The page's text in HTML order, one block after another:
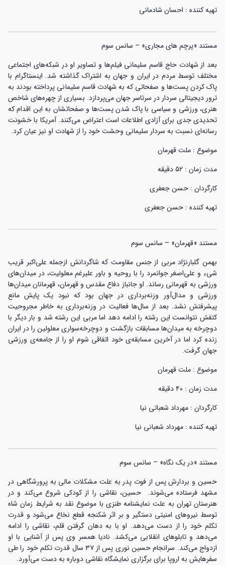
تهیه کننده : احسان شادمانی
مستند «پرچم های مجاری» – سانس سوم
بعد از شهادت حاج قاسم سلیمانی فیلم‌ها و تصاویر او در شبکه‌های اجتماعی
مختلف توسط مردم در ایران و جهان به اشتراک گذاشته شد. اینستاگرام با
پاک کردن پست‌ها و صفحاتی که به شهادت قاسم سلیمانی پرداخته بودند به
ترور دیجیتالی سردار در سرتاسر جهان می‌پردازد. بسیاری از چهره‌های شاخص
هنری، ورزشی و سیاسی با پاک شدن پست‌ها و صفحاتشان به این اقدام که
تحدیدی جدی برای آزادی اطلاعات است اعتراض می‌کنند. آمریکا با خشونت
رسانه‌ای نسبت به سردار سلیمانی وحشت خود را از شهادت او نیز عیان کرد.
موضوع : ملت قهرمان
مدت زمان : ۵۲ دقیقه
کارگردان : حسن جعفری
تهیه کننده : حسن جعفری
مستند «قهرمان» – سانس سوم
بهمن گلبارنژاد مربی از جنس مقاومت که شاگردانش ازجمله علی‌اکبر قریب
شیء و علی‌اصغر جوانمرد را با روحیه و باور علیرغم معلولیت، در میدان‌های
ورزشی به قهرمانی رساند. او جانباز دفاع مقدس و قهرمان، قهرمانان میدان‌ها
ورزشی و مدال‌آور وزنه‌برداری در جهان بود که نبود یک پایش مانع
پیشرفتش نشد. بعد از سال‌ها فعالیت در وزنه‌برداری به خاطر مجروحیت
کتفش نتوانست این رشته را ادامه دهد اما مربی این رشته شد و بار دیگر با
دوچرخه به میدان‌ها مسابقات بازگشت و دوچرخه‌سواری معلولین را در ایران
زنده کرد اما در آخرین مسابقه‌ی خود اتفاقی شوم او را از جامعه‌ی ورزشی
جهان گرفت.
موضوع : ملت قهرمان
مدت زمان : ۴۰ دقیقه
کارگردان : مهرداد شعباتی نیا
تهیه کننده : مهرداد شعبانی نیا
مستند «در یک نگاه» – سانس سوم
حسین و بردارش پس از فوت پدر به علت مشکلات مالی به پرورشگاهی در
مشهد فرستاده می‌شوند. حسین، نقاشی را از کودکی شروع می‌کند و در
هنرستان تهران به علت نمایشنامه طنزی با موضوع نقد به شرایط زمان شاه
توسط نیروهای امنیتی دستگیر و بر اثر شکنجه قطع نخاع می‌شود و قدرت
تکلم خود را از دست می‌دهد. او با به دهان گرفتن قلم، نقاشی را ادامه
می‌دهد و تابلوهای انقلابی می‌کشد. نادیا همسر وی پس از آشنایی با او
ازدواج می‌کند. سرانجام حسین نوری پس از ۳۷ سال قدرت تکلم خود را طی
سفرهایش به اروپا برای برگزاری نمایشگاه نقاشی دوباره به دست‌ می‌آورد.